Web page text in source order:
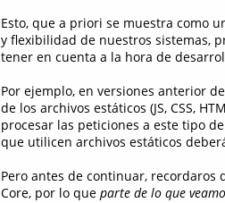
Esto, que a priori se muestra como
y flexibilidad de nuestros sistemas,
tener en cuenta a la hora de
Por ejemplo, en versiones anterior
de los archivos estáticos (JS, CSS,
procesar las peticiones a este tipo
que utilicen archivos estáticos
Pero antes de continuar, recordaros
Core, por lo que parte de lo que